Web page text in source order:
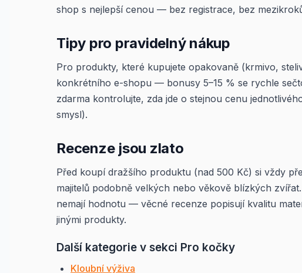
shop s nejlepší cenou — bez registrace, bez
Tipy pro pravidelný nákup
Pro produkty, které kupujete opakovaně (krmivo,
konkrétního e-shopu — bonusy 5–15 % se rychle
zdarma kontrolujte, zda jde o stejnou cenu
smysl).
Recenze jsou zlato
Před koupí dražšího produktu (nad 500 Kč) si vždy
majitelů podobně velkých nebo věkově blízkých
nemají hodnotu — věcné recenze popisují kvalitu
jinými produkty.
Další kategorie v sekci Pro kočky
Kloubní výživa